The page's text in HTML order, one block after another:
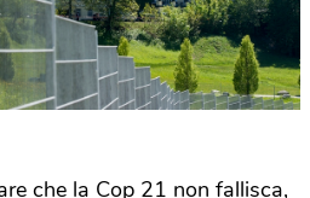
che la Cop 21 non fallisca,